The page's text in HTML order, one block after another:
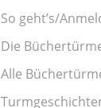
So geht’s/
Die
Alle